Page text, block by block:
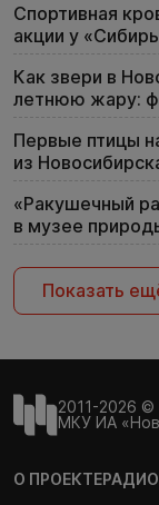
Спортивная
акции у
Как звери в
летнюю жару:
Первые птицы
из
«Ракушечный
в музее
Показать
2011-2026 ©
МКУ ИА
О ПРОЕКТЕ